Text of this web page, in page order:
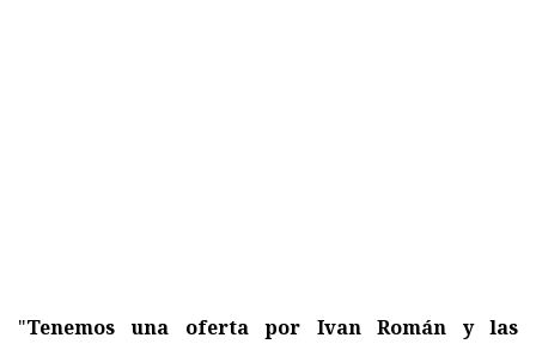
"Tenemos una oferta por Ivan Román y las